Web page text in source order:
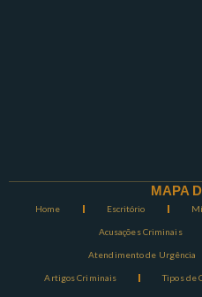
MAPA
Home Escritório
Acusações Criminais
Atendimento de Urgência
Artigos Criminais Tipos de